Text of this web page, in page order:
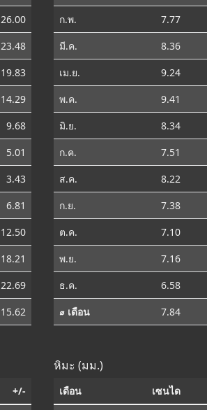
26.00
23.48
19.83
14.29
9.68
5.01
3.43
6.81
12.50
18.21
22.69
15.62
ก.พ.
7.77
มี.ค.
8.36
เม.ย.
9.24
พ.ค.
9.41
มิ.ย.
8.34
ก.ค.
7.51
ส.ค.
8.22
ก.ย.
7.38
ต.ค.
7.10
พ.ย.
7.16
ธ.ค.
6.58
⌀ เดือน
7.84
+/-
หิมะ (มม.)
เดือน เซนได